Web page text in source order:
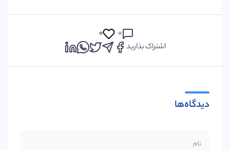
۰
۰
اشتراک بذارید
دیدگاه‌ها
نام